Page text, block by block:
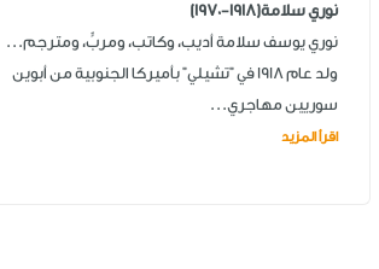
نوري سلامة(1918-1970)
نوري يوسف سلامة أديب، وكاتب، ومربٍّ، ومترجم...
ولد عام 1918 في "تشيلي" بأميركا الجنوبية من أبوين
سوريين مهاجري...
اقرأ المزيد